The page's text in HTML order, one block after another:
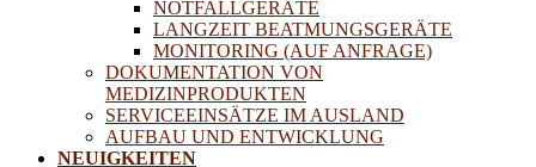
NOTFALLGERÄTE
LANGZEIT BEATMUNGSGERÄTE
MONITORING (AUF ANFRAGE)
DOKUMENTATION VON
MEDIZINPRODUKTEN
SERVICEEINSÄTZE IM AUSLAND
AUFBAU UND ENTWICKLUNG
NEUIGKEITEN